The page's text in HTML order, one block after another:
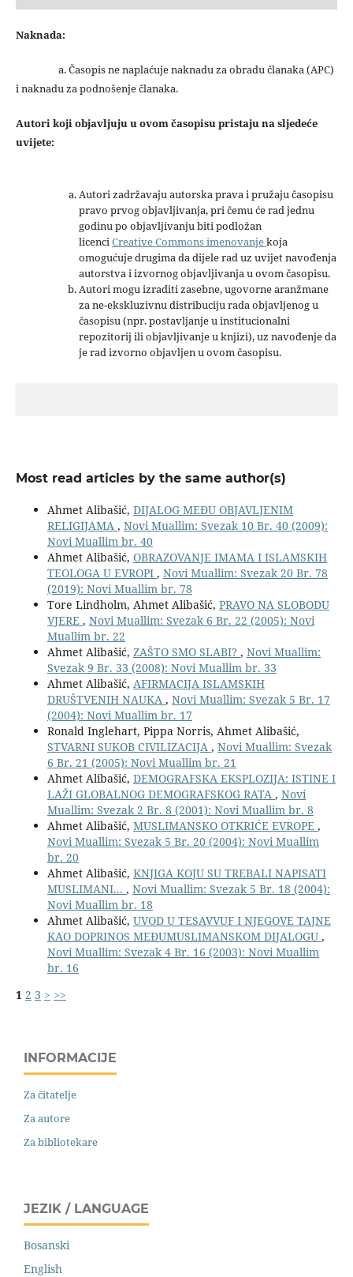
Naknada:
a. Časopis ne naplaćuje naknadu za obradu članaka (APC)
i naknadu za podnošenje članaka.
Autori koji objavljuju u ovom časopisu pristaju na sljedeće
uvijete:
Autori zadržavaju autorska prava i pružaju časopisu
pravo prvog objavljivanja, pri čemu će rad jednu
godinu po objavljivanju biti podložan
licenciCreative Commons imenovanjekoja
omogućuje drugima da dijele rad uz uvijet navođenja
autorstva i izvornog objavljivanja u ovom časopisu.
Autori mogu izraditi zasebne, ugovorne aranžmane
za ne-ekskluzivnu distribuciju rada objavljenog u
časopisu (npr. postavljanje u institucionalni
repozitorij ili objavljivanje u knjizi), uz navođenje da
je rad izvorno objavljen u ovom časopisu.
Most read articles by the same author(s)
Ahmet Alibašić, DIJALOG MEĐU OBJAVLJENIM
RELIGIJAMA , Novi Muallim: Svezak 10 Br. 40 (2009):
Novi Muallim br. 40
Ahmet Alibašić, OBRAZOVANJE IMAMA I ISLAMSKIH
TEOLOGA U EVROPI , Novi Muallim: Svezak 20 Br. 78
(2019): Novi Muallim br. 78
Tore Lindholm, Ahmet Alibašić, PRAVO NA SLOBODU
VJERE , Novi Muallim: Svezak 6 Br. 22 (2005): Novi
Muallim br. 22
Ahmet Alibašić, ZAŠTO SMO SLABI? , Novi Muallim:
Svezak 9 Br. 33 (2008): Novi Muallim br. 33
Ahmet Alibašić, AFIRMACIJA ISLAMSKIH
DRUŠTVENIH NAUKA , Novi Muallim: Svezak 5 Br. 17
(2004): Novi Muallim br. 17
Ronald Inglehart, Pippa Norris, Ahmet Alibašić,
STVARNI SUKOB CIVILIZACIJA , Novi Muallim: Svezak
6 Br. 21 (2005): Novi Muallim br. 21
Ahmet Alibašić, DEMOGRAFSKA EKSPLOZIJA: ISTINE I
LAŽI GLOBALNOG DEMOGRAFSKOG RATA , Novi
Muallim: Svezak 2 Br. 8 (2001): Novi Muallim br. 8
Ahmet Alibašić, MUSLIMANSKO OTKRIĆE EVROPE ,
Novi Muallim: Svezak 5 Br. 20 (2004): Novi Muallim
br. 20
Ahmet Alibašić, KNJIGA KOJU SU TREBALI NAPISATI
MUSLIMANI... , Novi Muallim: Svezak 5 Br. 18 (2004):
Novi Muallim br. 18
Ahmet Alibašić, UVOD U TESAVVUF I NJEGOVE TAJNE
KAO DOPRINOS MEĐUMUSLIMANSKOM DIJALOGU ,
Novi Muallim: Svezak 4 Br. 16 (2003): Novi Muallim
br. 16
1 2 3 > >>
INFORMACIJE
Za čitatelje
Za autore
Za bibliotekare
JEZIK / LANGUAGE
Bosanski
English